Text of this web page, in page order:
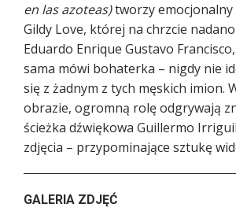
en las azoteas)tworzy emocjonalny
Gildy Love, której na chrzcie
Eduardo Enrique Gustavo
sama mówi bohaterka – nigdy nie
się z żadnym z tych męskich imion.
obrazie, ogromną rolę odgrywają
ścieżka dźwiękowa Guillermo
zdjęcia – przypominające sztukę
GALERIA ZDJĘĆ